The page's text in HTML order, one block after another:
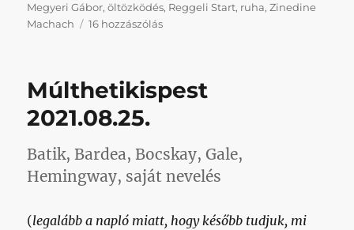
Megyeri Gábor,öltözködés, Reggeli Start, ruha,Zinedine
Machach
16 hozzászólásTegnapikispest
Múlthetikispest
2021.08.25.
Batik, Bardea, Bocskay, Gale,
Hemingway, saját nevelés
(legalább a napló miatt, hogy később tudjuk, mi